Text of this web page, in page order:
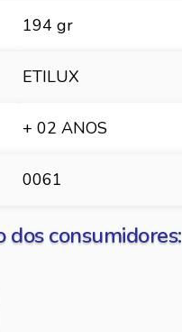
194 gr
ETILUX
+ 02 ANOS
0061
dos consumidores: